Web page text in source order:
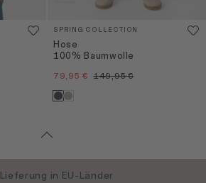
SPRING COLLECTION
Hose
100% Baumwolle
79,95 € 149,95 €
Lieferung in EU-Länder